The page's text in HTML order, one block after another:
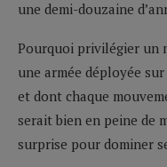
une demi-douzaine
Pourquoi privilégier un
une armée déployée
et dont chaque
serait bien en peine de
surprise pour dominer